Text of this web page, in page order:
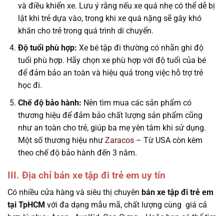
và điều khiển xe. Lưu ý rằng nếu xe quá nhẹ có thể dễ bị
lật khi trẻ dựa vào, trong khi xe quá nặng sẽ gây khó
khăn cho trẻ trong quá trình di chuyển.
Độ tuổi phù hợp: Xe bé tập đi thường có nhãn ghi độ
tuổi phù hợp. Hãy chọn xe phù hợp với độ tuổi của bé
để đảm bảo an toàn và hiệu quả trong việc hỗ trợ trẻ
học đi.
Chế độ bảo hành: Nên tìm mua các sản phẩm có
thương hiệu để đảm bảo chất lượng sản phẩm cũng
như an toàn cho trẻ, giúp ba mẹ yên tâm khi sử dụng.
Một số thương hiệu như Zaracos– Từ USA còn kèm
theo chế độ bảo hành đến 3 năm.
III. Địa chỉ bán xe tập đi trẻ em uy tín
Có nhiều cửa hàng và siêu thị chuyên bán xe tập đi trẻ em
tại TpHCM với đa dạng mẫu mã, chất lượng cùng giá cả